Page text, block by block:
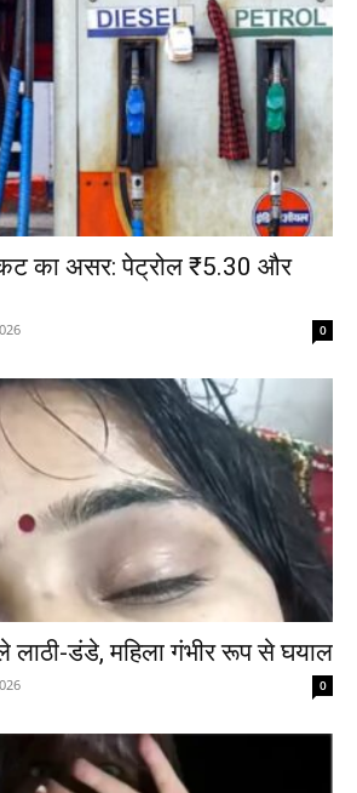
का असर: पेट्रोल ₹5.30 और
0
लाठी-डंडे, महिला गंभीर रूप से घयाल
0